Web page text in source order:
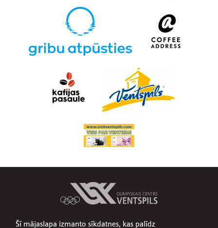
Šī mājaslapa izmanto sīkdatnes, kas palīdz
Par mums